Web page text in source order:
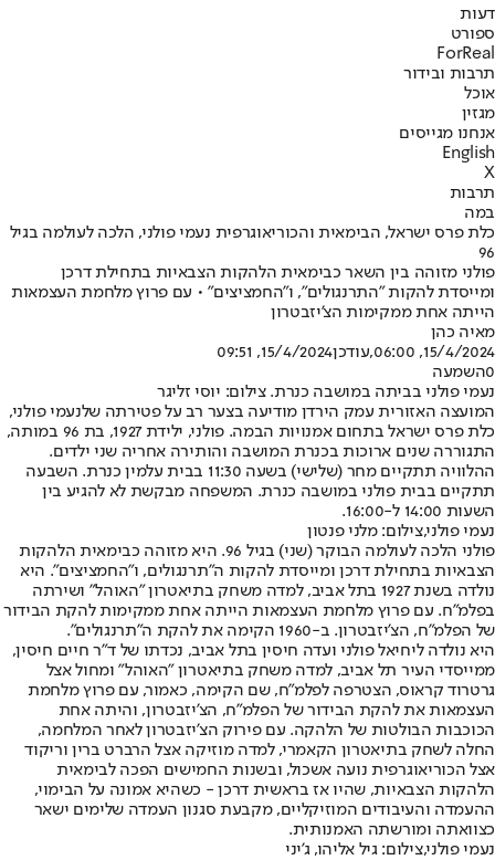
דעות
ספורט
ForReal
תרבות ובידור
אוכל
מגזין
אנחנו מגייסים
English
X
תרבות
במה
כלת פרס ישראל, הבימאית והכוריאוגרפית נעמי פולני, הלכה לעולמה בגיל
96
פולני מזוהה בין השאר כבימאית הלהקות הצבאיות בתחילת דרכן
ומייסדת להקות "התרנגולים", ו"החמציצים" • עם פרוץ מלחמת העצמאות
הייתה אחת ממקימות הצ'יזבטרון
מאיה כהן
15/4/2024, 06:00
,עודכן15/4/2024, 09:51
0השמעה
נעמי פולני בביתה במושבה כנרת. צילום: יוסי זליגר
המועצה האזורית עמק הירדן מודיעה בצער רב על פטירתה שלנעמי פולני,
כלת פרס ישראל בתחום אמנויות הבמה. פולני, ילידת 1927, בת 96 במותה,
התגוררה שנים ארוכות בכנרת המושבה והותירה אחריה שני ילדים.
ההלוויה תתקיים מחר (שלישי) בשעה 11:30 בבית עלמין כנרת. השבעה
תתקיים בבית פולני במושבה כנרת. המשפחה מבקשת לא להגיע בין
השעות 14:00 ל-16:00.
נעמי פולני,צילום: מלני פנטון
פולני הלכה לעולמה הבוקר (שני) בגיל 96. היא מזוהה כבימאית הלהקות
הצבאיות בתחילת דרכן ומייסדת להקות ה"תרנגולים, ו"החמציצים". היא
נולדה בשנת 1927 בתל אביב, למדה משחק בתיאטרון "האוהל" ושירתה
בפלמ"ח. עם פרוץ מלחמת העצמאות הייתה אחת ממקימות להקת הבידור
של הפלמ"ח, הצ'יזבטרון. ב-1960 הקימה את להקת ה"תרנגולים".
היא נולדה ליחיאל פולני ועדה חיסין בתל אביב, נכדתו של ד"ר חיים חיסין,
ממייסדי העיר תל אביב, למדה משחק בתיאטרון "האוהל" ומחול אצל
גרטרוד קראוס, הצטרפה לפלמ"ח, שם הקימה, כאמור, עם פרוץ מלחמת
העצמאות את להקת הבידור של הפלמ"ח, הצ'יזבטרון, והיתה אחת
הכוכבות הבולטות של הלהקה. עם פירוק הצ'יזבטרון לאחר המלחמה,
החלה לשחק בתיאטרון הקאמרי, למדה מוזיקה אצל הרברט ברין וריקוד
אצל הכוריאוגרפית נועה אשכול, ובשנות החמישים הפכה לבימאית
הלהקות הצבאיות, שהיו אז בראשית דרכן - כשהיא אמונה על הבימוי,
ההעמדה והעיבודים המוזיקליים, מקבעת סגנון העמדה שלימים ישאר
כצוואתה ומורשתה האמנותית.
נעמי פולני,צילום: גיל אליהו, ג'יני